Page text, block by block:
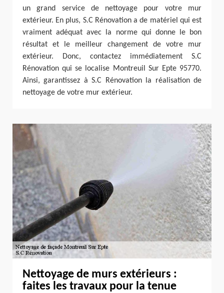
un grand service de nettoyage pour votre mur
extérieur. En plus, S.C Rénovation a de matériel qui est
vraiment adéquat avec la norme qui donne le bon
résultat et le meilleur changement de votre mur
extérieur. Donc, contactez immédiatement S.C
Rénovation qui se localise Montreuil Sur Epte 95770.
Ainsi, garantissez à S.C Rénovation la réalisation de
nettoyage de votre mur extérieur.
Nettoyage de murs extérieurs :
faites les travaux pour la tenue